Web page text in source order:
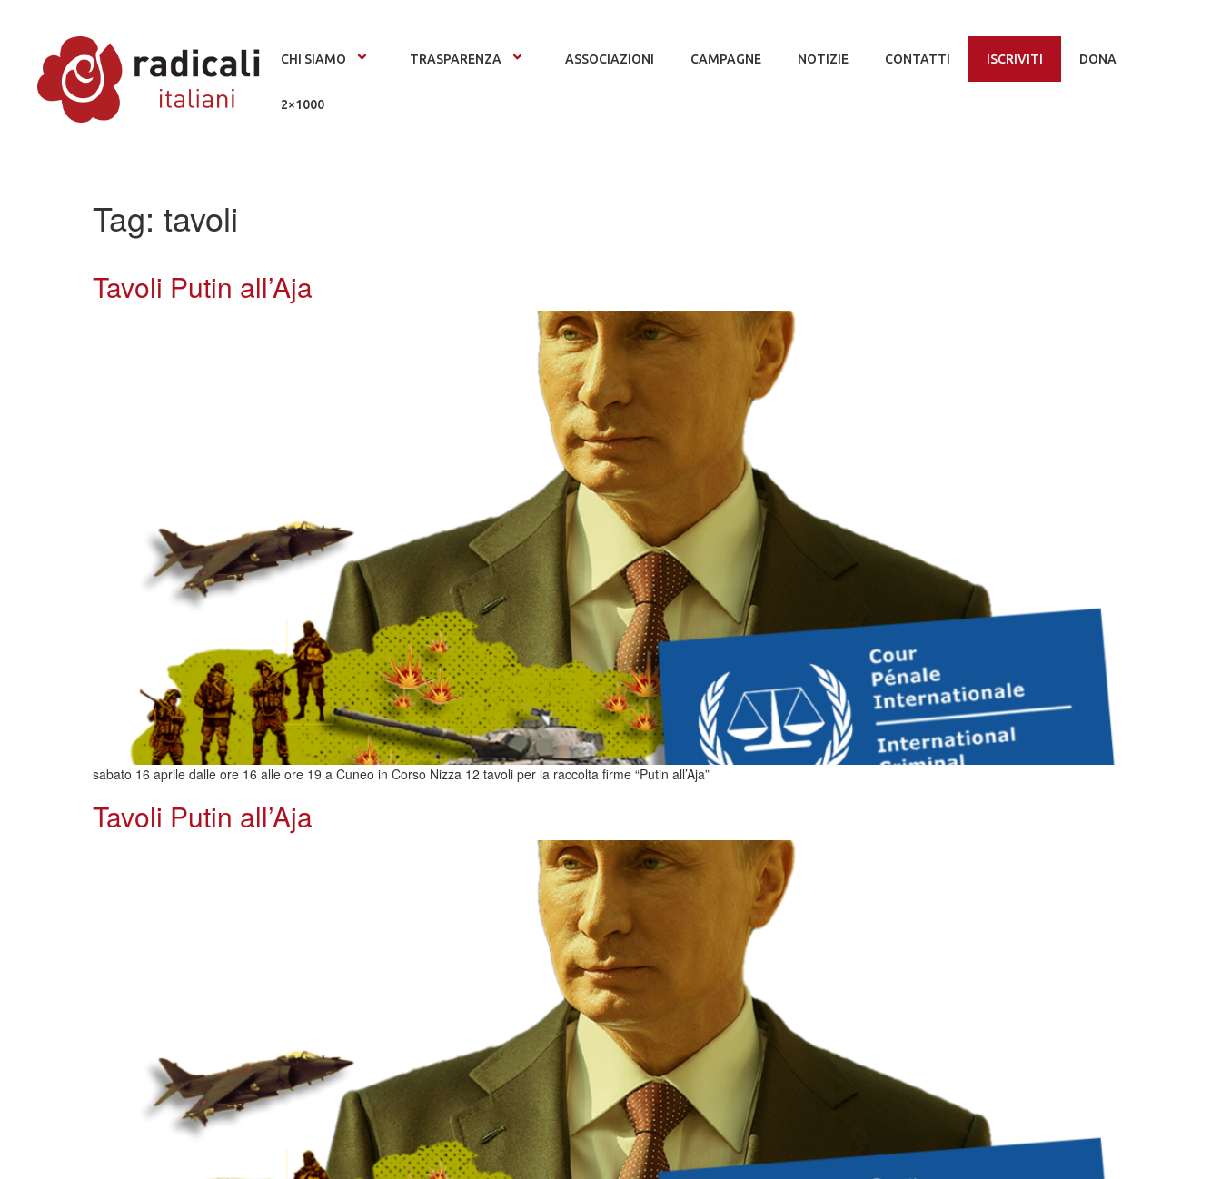
CHI SIAMO TRASPARENZA ASSOCIAZIONI CAMPAGNE NOTIZIE CONTATTI ISCRIVITI DONA
2×1000
Tag: tavoli
Tavoli Putin all’Aja
sabato 16 aprile dalle ore 16 alle ore 19 a Cuneo in Corso Nizza 12 tavoli per la raccolta firme “Putin all’Aja”
Tavoli Putin all’Aja